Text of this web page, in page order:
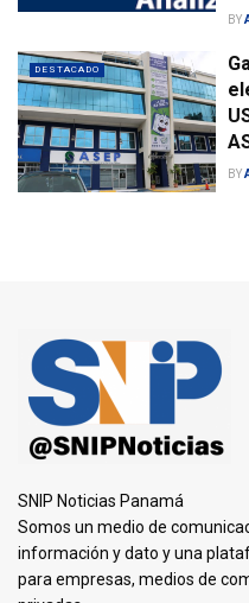
BY
DESTACADO
BY
SNIP Noticias Panamá
Somos un medio de
información y dato y una
para empresas, medios de